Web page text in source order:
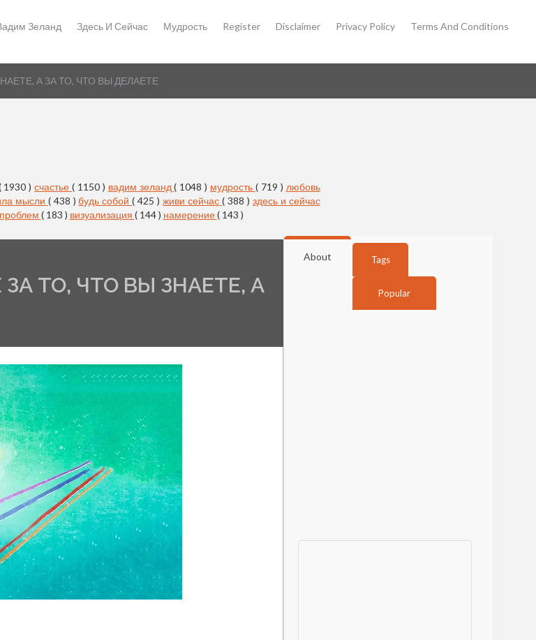
Зеланд Здесь И Сейчас Мудрость Register Disclaimer Privacy Policy Terms And Conditions
А ЗА ТО, ЧТО ВЫ ДЕЛАЕТЕ
1930 )счастье ( 1150 ) вадим зеланд( 1048 ) мудрость ( 719 ) любовь
мысли ( 438 )будь собой( 425 )живи сейчас ( 388 ) здесь и сейчас
( 183 ) визуализация ( 144 ) намерение( 143 )
ТО, ЧТО ВЫ ЗНАЕТЕ, А
About Tags
Popular